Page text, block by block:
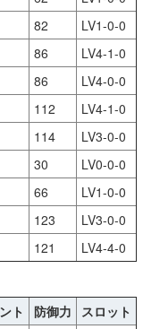
82
LV1-0-0
86
LV4-1-0
86
LV4-0-0
112
LV4-1-0
114
LV3-0-0
30
LV0-0-0
66
LV1-0-0
123
LV3-0-0
121 LV4-4-0
ト 防御力
スロット